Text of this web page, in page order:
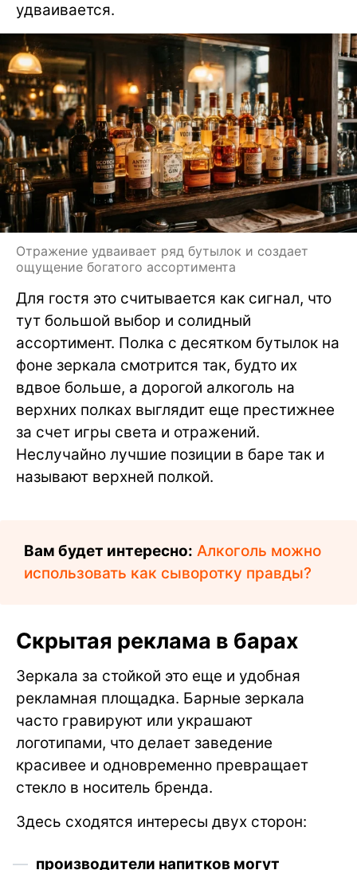
удваивается.
Отражение удваивает ряд бутылок и создает
ощущение богатого ассортимента
Для гостя это считывается как сигнал, что
тут большой выбор и солидный
ассортимент. Полка с десятком бутылок на
фоне зеркала смотрится так, будто их
вдвое больше, а дорогой алкоголь на
верхних полках выглядит еще престижнее
за счет игры света и отражений.
Неслучайно лучшие позиции в баре так и
называют верхней полкой.
Вам будет интересно: Алкоголь можно
использовать как сыворотку правды?
Скрытая реклама в барах
Зеркала за стойкой это еще и удобная
рекламная площадка. Барные зеркала
часто гравируют или украшают
логотипами, что делает заведение
красивее и одновременно превращает
стекло в носитель бренда.
Здесь сходятся интересы двух сторон:
производители напитков могут